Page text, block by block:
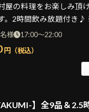
屋の料理をお楽しみ頂
。2時間飲み放題付き♪
いただけません。
様 17:00～22:00
円（税込）
】全9品＆2.5